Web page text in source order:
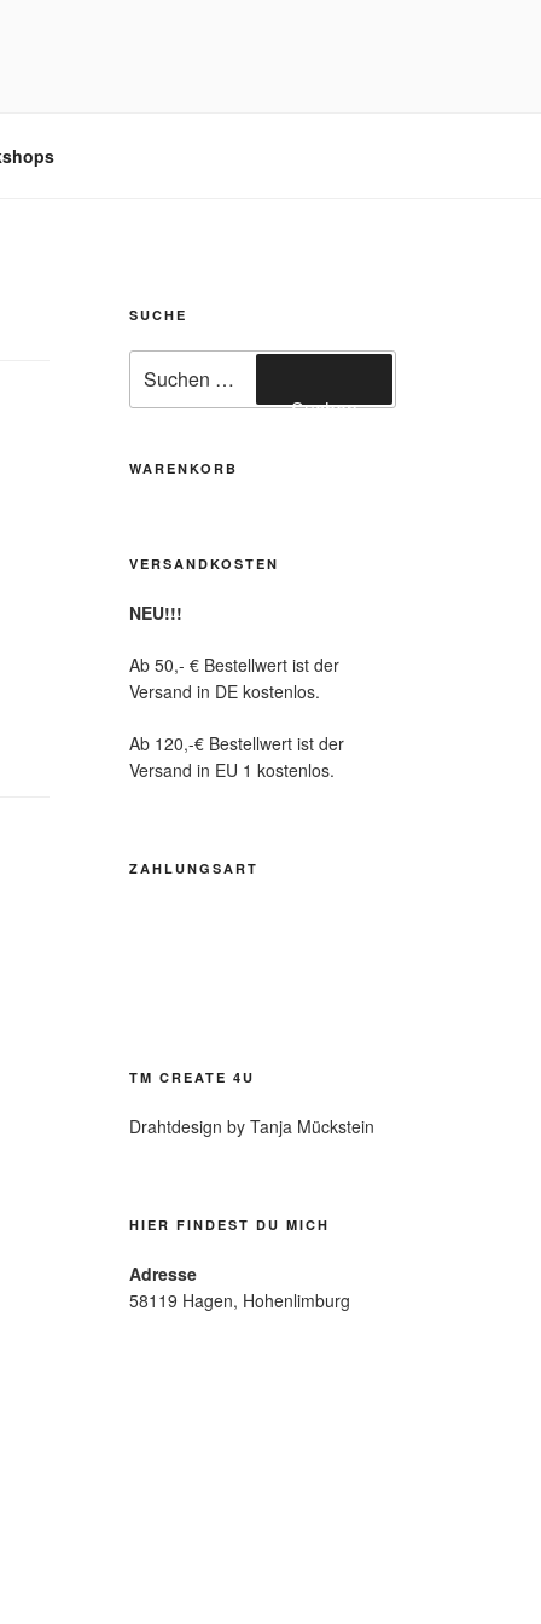
SUCHE
nach:
Suchen
WARENKORB
VERSANDKOSTEN
NEU!!!
Ab 50,- € Bestellwert ist der
Versand in DE kostenlos.
Ab 120,-€ Bestellwert ist der
Versand in EU 1 kostenlos.
ZAHLUNGSART
TM CREATE 4U
Drahtdesign by Tanja Mückstein
HIER FINDEST DU MICH
Adresse
58119 Hagen, Hohenlimburg